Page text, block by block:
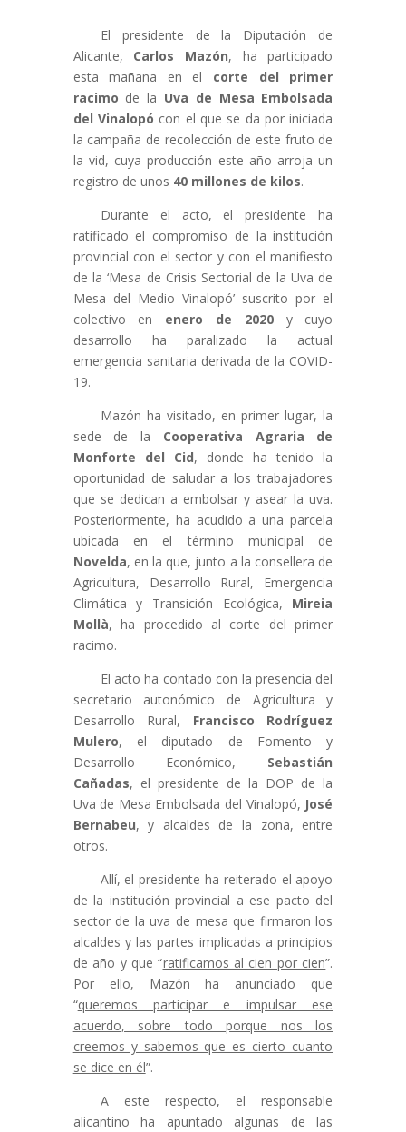
El presidente de la Diputación de
Alicante, Carlos Mazón, ha participado
esta mañana en el corte del primer
racimo de la Uva de Mesa Embolsada
del Vinalopó con el que se da por iniciada
la campaña de recolección de este fruto de
la vid, cuya producción este año arroja un
registro de unos 40 millones de kilos.
Durante el acto, el presidente ha
ratificado el compromiso de la institución
provincial con el sector y con el manifiesto
de la ‘Mesa de Crisis Sectorial de la Uva de
Mesa del Medio Vinalopó’ suscrito por el
colectivo en enero de 2020y cuyo
desarrollo ha paralizado la actual
emergencia sanitaria derivada de la COVID-
19.
Mazón ha visitado, en primer lugar, la
sede de la Cooperativa Agraria de
Monforte del Cid, donde ha tenido la
oportunidad de saludar a los trabajadores
que se dedican a embolsar y asear la uva.
Posteriormente, ha acudido a una parcela
ubicada en el término municipal de
Novelda, en la que, junto a la consellera de
Agricultura, Desarrollo Rural, Emergencia
Climática y Transición Ecológica, Mireia
Mollà, ha procedido al corte del primer
racimo.
El acto ha contado con la presencia del
secretario autonómico de Agricultura y
Desarrollo Rural, Francisco Rodríguez
Mulero, el diputado de Fomento y
Desarrollo Económico, Sebastián
Cañadas, el presidente de la DOP de la
Uva de Mesa Embolsada del Vinalopó, José
Bernabeu, y alcaldes de la zona, entre
otros.
Allí, el presidente ha reiterado el apoyo
de la institución provincial a ese pacto del
sector de la uva de mesa que firmaron los
alcaldes y las partes implicadas a principios
de año y que “ratificamos al cien por cien”.
Por ello, Mazón ha anunciado que
“queremos participar e impulsar ese
acuerdo, sobre todo porque nos los
creemos y sabemos que es cierto cuanto
se dice en él”.
A este respecto, el responsable
alicantino ha apuntado algunas de las